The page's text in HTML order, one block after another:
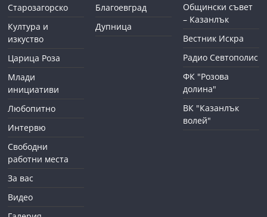
Старозагорско
Култура и
изкуство
Царица Роза
Млади
инициативи
Любопитно
Интервю
Свободни
работни места
За вас
Видео
Благоевград
Дупница
Общински съвет
– Казанлък
Вестник Искра
Радио Севтополис
ФК "Розова
долина"
ВК "Казанлък
волей"